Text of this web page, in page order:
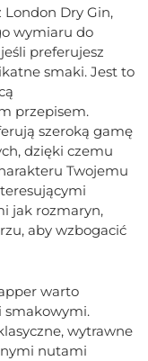
London Dry Gin,
wymiaru do
preferujesz
smaki. Jest to
przepisem.
szeroką gamę
dzięki czemu
Twojemu
jak rozmaryn,
aby wzbogacić
warto
smakowymi.
wytrawne
nutami